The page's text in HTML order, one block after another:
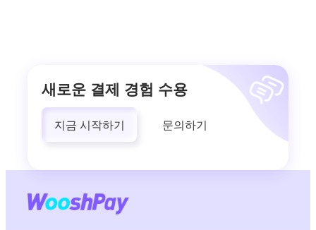
새로운 결제 경험 수용
지금 시작하기 문의하기